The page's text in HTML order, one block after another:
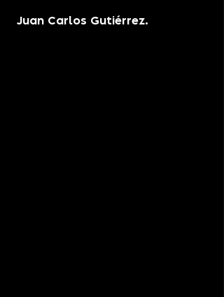
Juan Carlos Gutiérrez.